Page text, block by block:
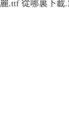
麗.ttf 從哪裏下載